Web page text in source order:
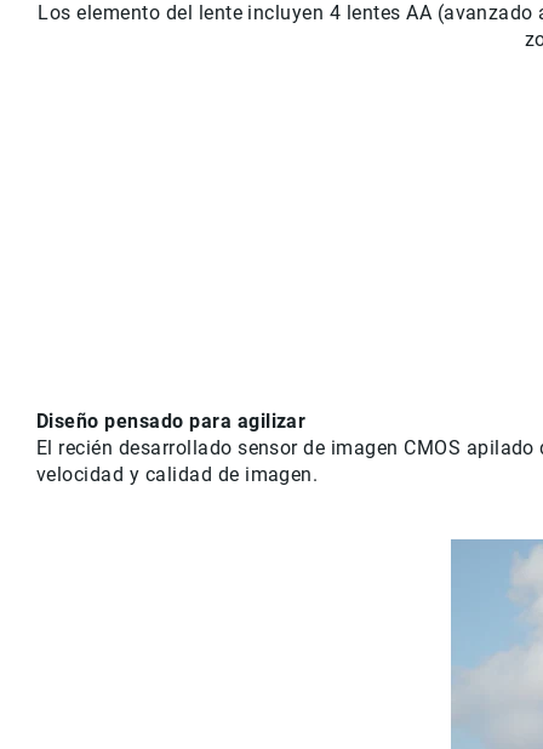
Los elemento del lente incluyen 4 lentes AA
Diseño pensado para agilizar
El recién desarrollado sensor de imagen CMOS
velocidad y calidad de imagen.